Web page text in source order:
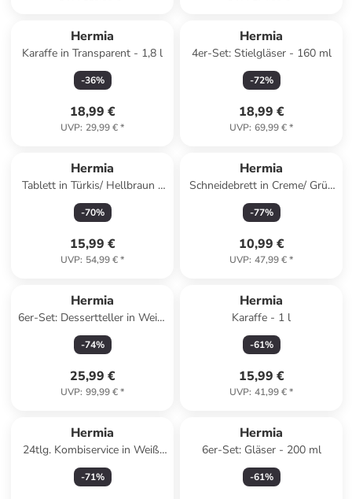
Hermia
Karaffe in Transparent - 1,8 l
-36%
18,99 €
UVP: 29,99 €*
Hermia
4er-Set: Stielgläser - 160 ml
-72%
18,99 €
UVP: 69,99 €*
Hermia
Tablett in Türkis/ Hellbraun -
(L)34 x (B)18 cm
-70%
15,99 €
UVP: 54,99 €*
Hermia
Schneidebrett in Creme/ Grün
- (L)30 x (B)20 cm
-77%
10,99 €
UVP: 47,99 €*
Hermia
6er-Set: Dessertteller in Weiß/
Grün - Ø 21 cm
-74%
25,99 €
UVP: 99,99 €*
Hermia
Karaffe - 1 l
-61%
15,99 €
UVP: 41,99 €*
Hermia
24tlg. Kombiservice in Weiß/
Dunkelblau
-71%
Hermia
6er-Set: Gläser - 200 ml
-61%